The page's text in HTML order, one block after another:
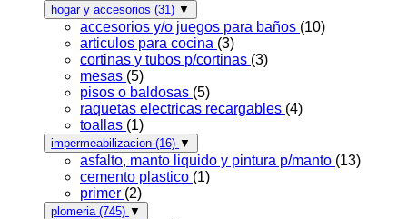
hogar y accesorios (31) ▼
accesorios y/o juegos para baños (10)
articulos para cocina (3)
cortinas y tubos p/cortinas (3)
mesas (5)
pisos o baldosas (5)
raquetas electricas recargables (4)
toallas (1)
impermeabilizacion (16) ▼
asfalto, manto liquido y pintura p/manto (13)
cemento plastico (1)
primer (2)
plomeria (745) ▼